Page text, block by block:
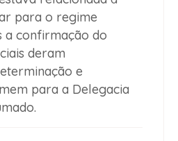
para o regime
a confirmação do
deram
e
para a Delegacia